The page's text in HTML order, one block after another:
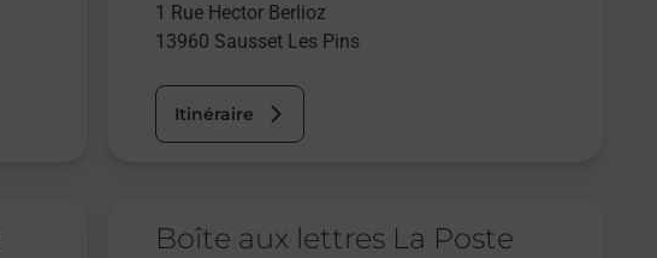
1 Rue Hector Berlioz
13960 Sausset Les Pins
Itinéraire
Boîte aux lettres La Poste